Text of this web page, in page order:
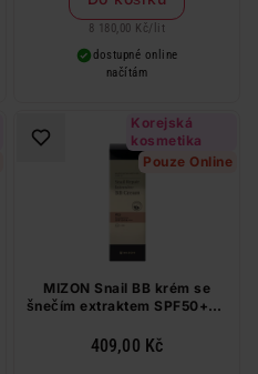
8 180,00 Kč/ lit
dostupné online
načítám
Korejská
kosmetika
Pouze Online
MIZON Snail BB krém se
šnečím extraktem SPF50+++
409,00 Kč